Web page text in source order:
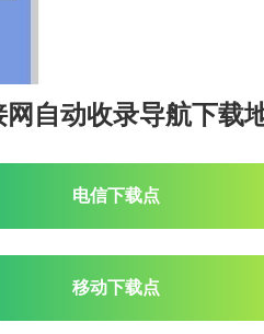
网自动收录导航下载
电信下载点
移动下载点